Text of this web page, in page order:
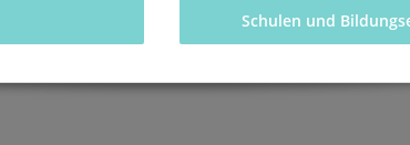
Schulen und